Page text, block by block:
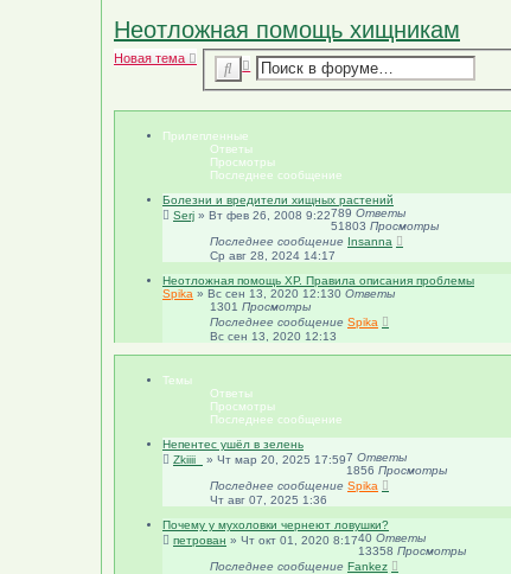
Неотложная помощь хищникам
Н
о
я
Новая тема
о
к
а
с
е
н
н
й
п
и
с
Прилепленные
Ответы
Просмотры
Последнее сообщение
Болезни и вредители хищных растений
Serj » Вт фев 26, 2008 9:22789 Ответы
51803 Просмотры
Последнее сообщение
Insanna
Ср авг 28, 2024 14:17
Неотложная помощь ХР. Правила описания проблемы
Spika » Вс сен 13, 2020 12:130 Ответы
1301 Просмотры
Последнее сообщение Spika
Вс сен 13, 2020 12:13
Темы
Ответы
Просмотры
Последнее сообщение
Непентес ушёл в зелень
Zkiiii_
» Чт мар 20, 2025 17:597 Ответы
1856 Просмотры
Последнее сообщение Spika
Чт авг 07, 2025 1:36
Почему у мухоловки чернеют ловушки?
петрован » Чт окт 01, 2020 8:1740 Ответы
13358 Просмотры
Последнее сообщение Fankez